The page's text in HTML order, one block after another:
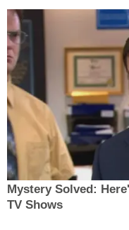
Mystery Solved:
TV Shows